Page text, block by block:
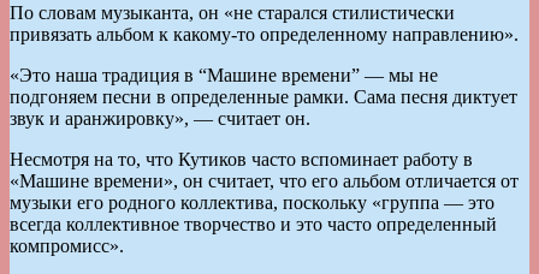
По словам музыканта, он «не старался стилистически
привязать альбом к какому-то определенному направлению».
«Это наша традиция в “Машине времени” — мы не
подгоняем песни в определенные рамки. Сама песня диктует
звук и аранжировку», — считает он.
Несмотря на то, что Кутиков часто вспоминает работу в
«Машине времени», он считает, что его альбом отличается от
музыки его родного коллектива, поскольку «группа — это
всегда коллективное творчество и это часто определенный
компромисс».